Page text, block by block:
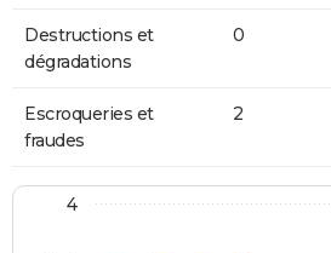
Destructions et
dégradations
0
Escroqueries et
fraudes
2
4